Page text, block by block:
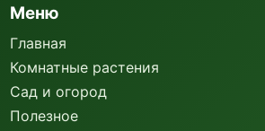
Меню
Главная
Комнатные растения
Сад и огород
Полезное